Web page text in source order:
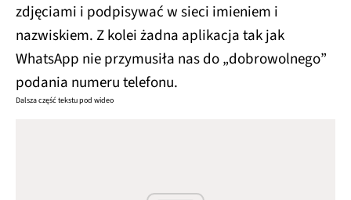
zdjęciami i podpisywać w sieci imieniem i
nazwiskiem. Z kolei żadna aplikacja tak jak
WhatsApp nie przymusiła nas do „dobrowolnego”
podania numeru telefonu.
Dalsza część tekstu pod wideo